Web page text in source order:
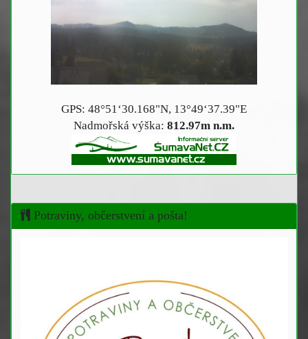
GPS: 48°51‘30.168"N, 13°49‘37.39"E
Nadmořská výška: 812.97m n.m.
Potraviny, občerstvení a pošta!